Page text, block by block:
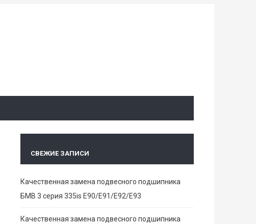
СВЕЖИЕ ЗАПИСИ
Качественная замена подвесного подшипника
БМВ 3 серия 335is E90/E91/E92/E93
Качественная замена подвесного подшипника